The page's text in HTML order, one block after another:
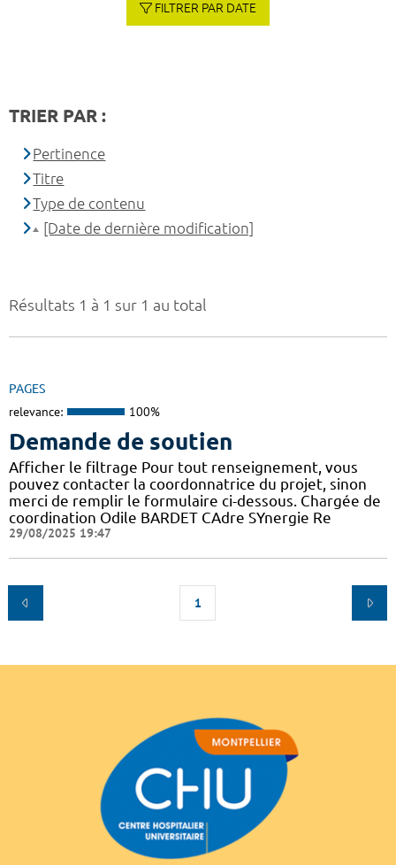
Résultats 1 à 1 sur 1 au total
PAGES
relevance: 100%
Demande de soutien
Afficher le filtrage Pour tout renseignement, vous
pouvez contacter la coordonnatrice du projet, sinon
merci de remplir le formulaire ci-dessous. Chargée de
coordination Odile BARDET CAdre SYnergie Re
29/08/2025 19:47
1
FILTRER PAR DATE
TRIER PAR :
Pertinence
Titre
Type de contenu
[Date de dernière modification]